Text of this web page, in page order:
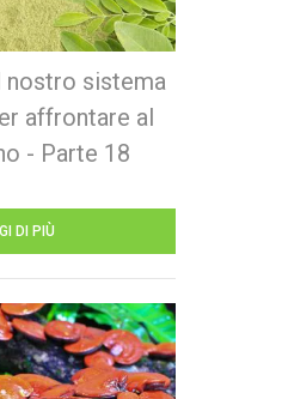
nostro sistema
affrontare al
- Parte 18
DI PIÙ